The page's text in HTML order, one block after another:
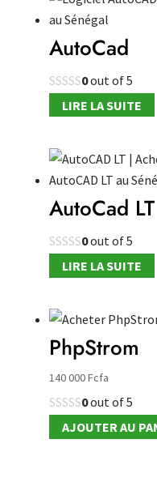
AutoCad
0out of 5
LIRE LA SUITE
AutoCad LT
0out of 5
LIRE LA SUITE
PhpStrom
140 000Fcfa
0out of 5
AJOUTER AU